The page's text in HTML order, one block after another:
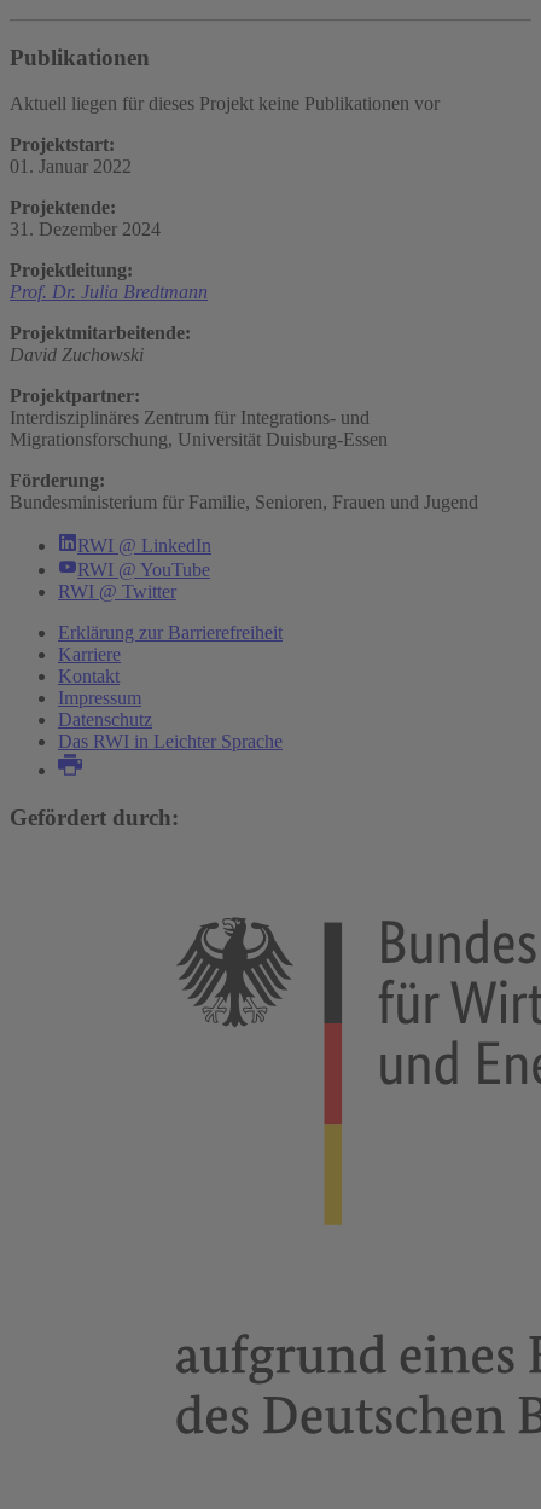
Publikationen
Aktuell liegen für dieses Projekt keine Publikationen vor
Projektstart:
01. Januar 2022
Projektende:
31. Dezember 2024
Projektleitung:
Prof. Dr. Julia Bredtmann
Projektmitarbeitende:
David Zuchowski
Projektpartner:
Interdisziplinäres Zentrum für Integrations- und
Migrationsforschung, Universität Duisburg-Essen
Förderung:
Bundesministerium für Familie, Senioren, Frauen und Jugend
RWI @ LinkedIn
RWI @ YouTube
RWI @ Twitter
Erklärung zur Barrierefreiheit
Karriere
Kontakt
Impressum
Datenschutz
Das RWI in Leichter Sprache
Gefördert durch: